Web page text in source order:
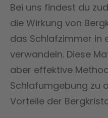
Bei uns findest du
die Wirkung von
das Schlafzimmer in
verwandeln. Diese
aber effektive
Schlafumgebung zu
Vorteile der